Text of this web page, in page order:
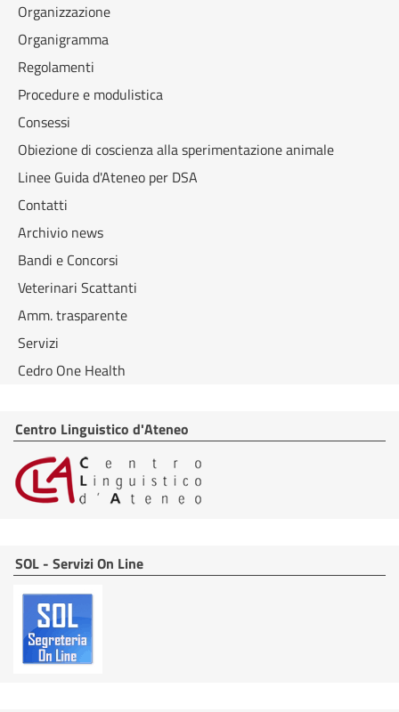
Organizzazione
Organigramma
Regolamenti
Procedure e modulistica
Consessi
Obiezione di coscienza alla sperimentazione animale
Linee Guida d'Ateneo per DSA
Contatti
Archivio news
Bandi e Concorsi
Veterinari Scattanti
Amm. trasparente
Servizi
Cedro One Health
Centro Linguistico d'Ateneo
SOL - Servizi On Line